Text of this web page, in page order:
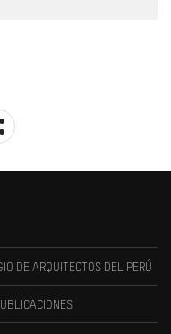
DE ARQUITECTOS DEL PERÚ